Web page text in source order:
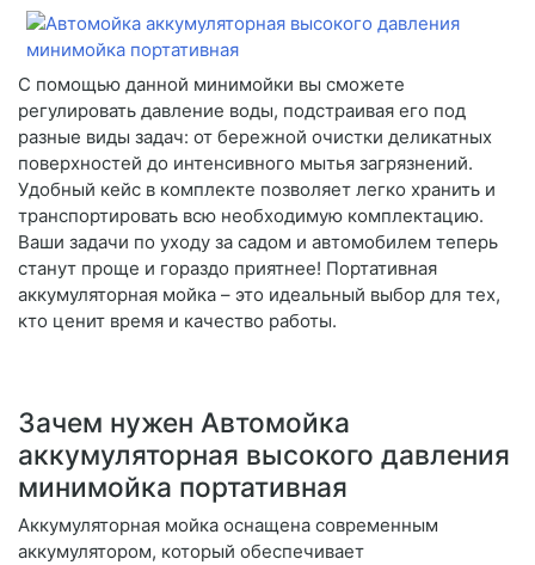
С помощью данной минимойки вы сможете
регулировать давление воды, подстраивая его под
разные виды задач: от бережной очистки деликатных
поверхностей до интенсивного мытья загрязнений.
Удобный кейс в комплекте позволяет легко хранить и
транспортировать всю необходимую комплектацию.
Ваши задачи по уходу за садом и автомобилем теперь
станут проще и гораздо приятнее! Портативная
аккумуляторная мойка – это идеальный выбор для тех,
кто ценит время и качество работы.
Зачем нужен Автомойка
аккумуляторная высокого давления
минимойка портативная
Аккумуляторная мойка оснащена современным
аккумулятором, который обеспечивает